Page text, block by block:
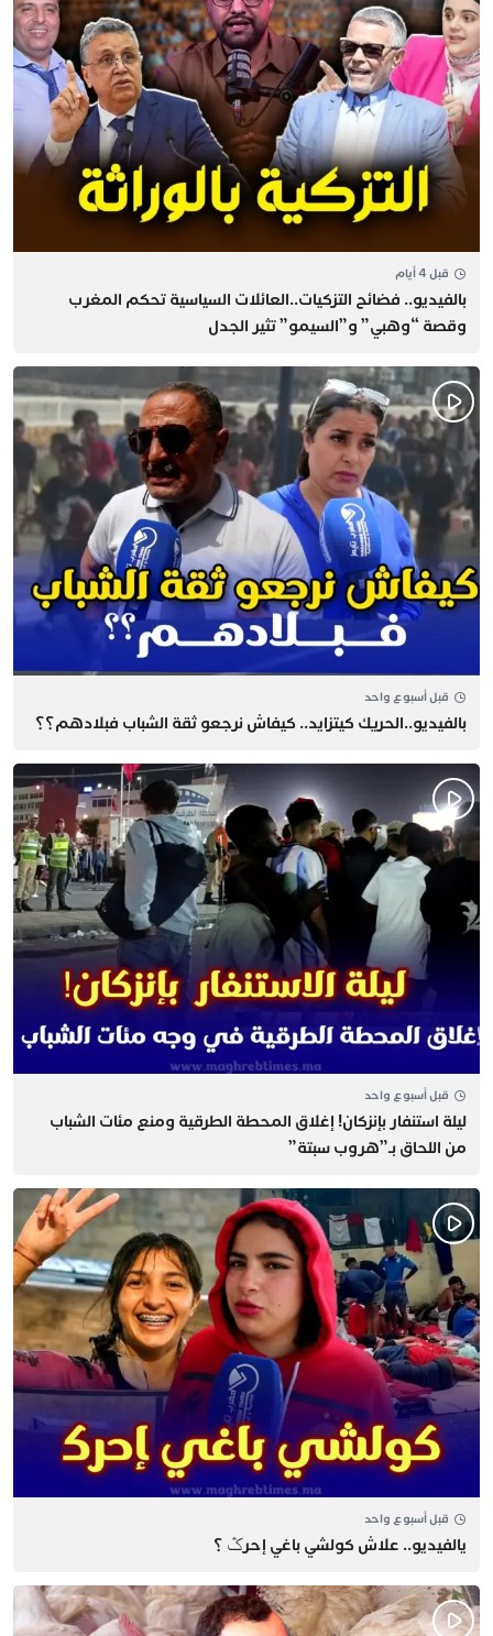
قبل 4 أيام
بالفيديو.. فضائح التزكيات..العائلات السياسية تحكم المغرب
وقصة “وهبي” و”السيمو” تثير الجدل
قبل أسبوع واحد
بالفيديو..الحريك كيتزايد.. كيفاش نرجعو ثقة الشباب فبلادهم؟؟
قبل أسبوع واحد
​ليلة استنفار بإنزكان! إغلاق المحطة الطرقية ومنع مئات الشباب
من اللحاق بـ”هروب سبتة”
قبل أسبوع واحد
يالفيديو.. علاش كولشي باغي إحرݣ ؟